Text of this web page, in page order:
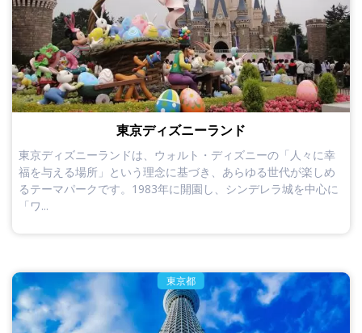
東京ディズニーランド
東京ディズニーランドは、ウォルト・ディズニーの「人々に幸
福を与える場所」という理念に基づき、あらゆる世代が楽しめ
るテーマパークです。1983年に開園し、シンデレラ城を中心に
「ワ...
東京都